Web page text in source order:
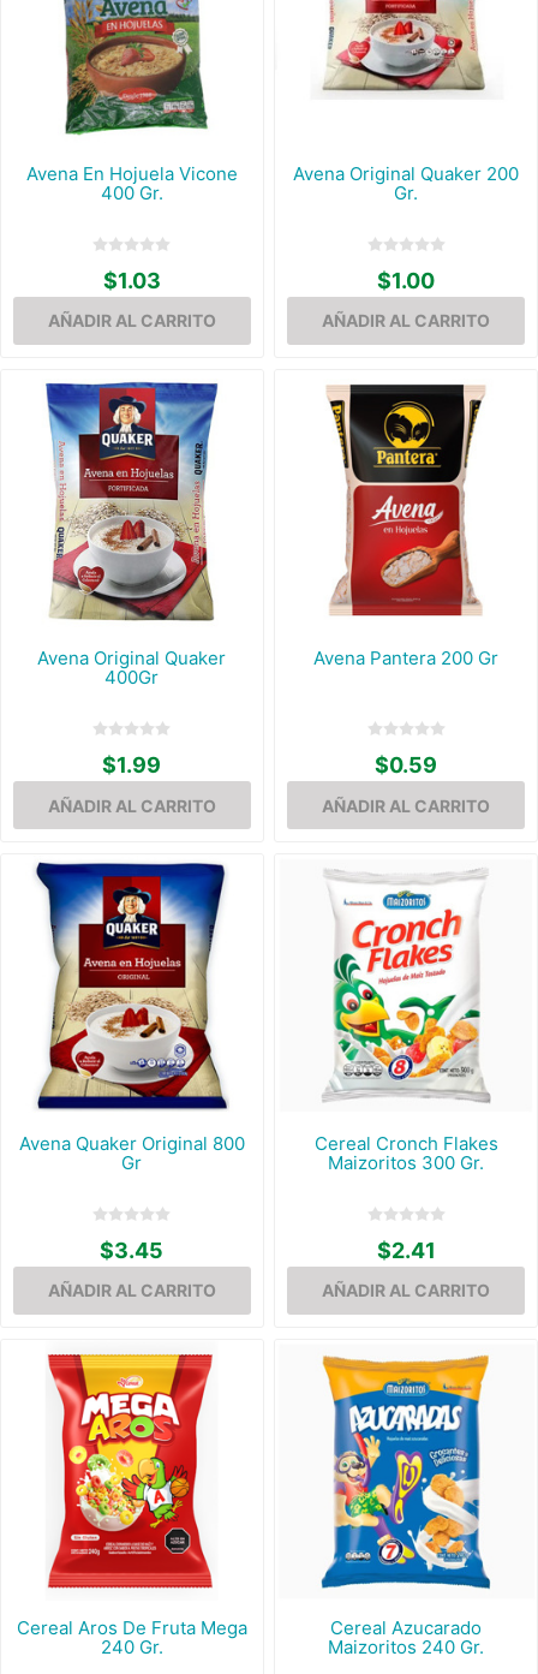
Avena En Hojuela Vicone
400 Gr.
$1.03
Avena Original Quaker 200
Gr.
$1.00
Avena Original Quaker
400Gr
$1.99
Avena Pantera 200 Gr
$0.59
Avena Quaker Original 800
Gr
$3.45
Cereal Cronch Flakes
Maizoritos 300 Gr.
$2.41
Cereal Aros De Fruta Mega
240 Gr.
Cereal Azucarado
Maizoritos 240 Gr.